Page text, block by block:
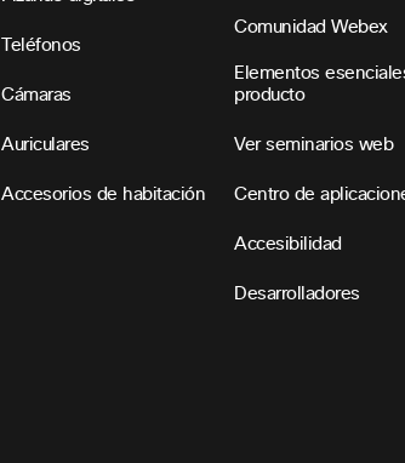
Teléfonos
Cámaras
Auriculares
Accesorios de habitación
Comunidad Webex
Elementos
producto
Ver seminarios web
Centro de
Accesibilidad
Desarrolladores